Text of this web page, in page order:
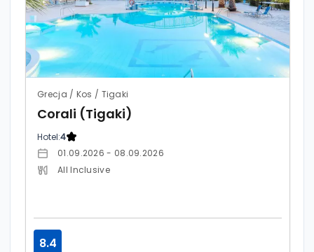
Grecja / Kos / Tigaki
Corali (Tigaki)
Hotel:4
01.09.2026 - 08.09.2026
All Inclusive
8.4